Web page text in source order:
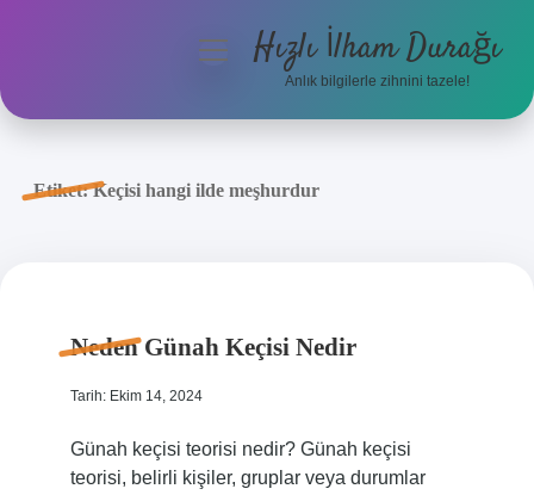
Anasayfa
menüyüHızlı İlham Durağı
Anlık bilgilerle zihnini tazele!
Etiket:Keçisi hangi ilde meşhurdur
Neden Günah Keçisi Nedir
Tarih: Ekim 14, 2024
Günah keçisi teorisi nedir? Günah keçisi
teorisi, belirli kişiler, gruplar veya durumlar